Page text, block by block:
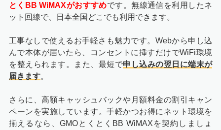
とくBB WiMAXがおすすめです。無線通信を利用したネ
ット回線で、日本全国どこでも利用できます。
工事なしで使えるお手軽さも魅力です。Webから申し込
んで本体が届いたら、コンセントに挿すだけでWiFi環境
を整えられます。また、最短で申し込みの翌日に端末が
届きます。
さらに、高額キャッシュバックや月額料金の割引キャン
ペーンを実施しています。手軽かつお得にネット環境を
揃えるなら、GMOとくとくBB WiMAXを契約しましょ